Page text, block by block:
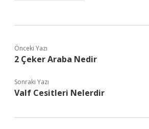
Önceki Yazı
2 Çeker Araba Nedir
Sonraki Yazı
Valf Cesitleri Nelerdir